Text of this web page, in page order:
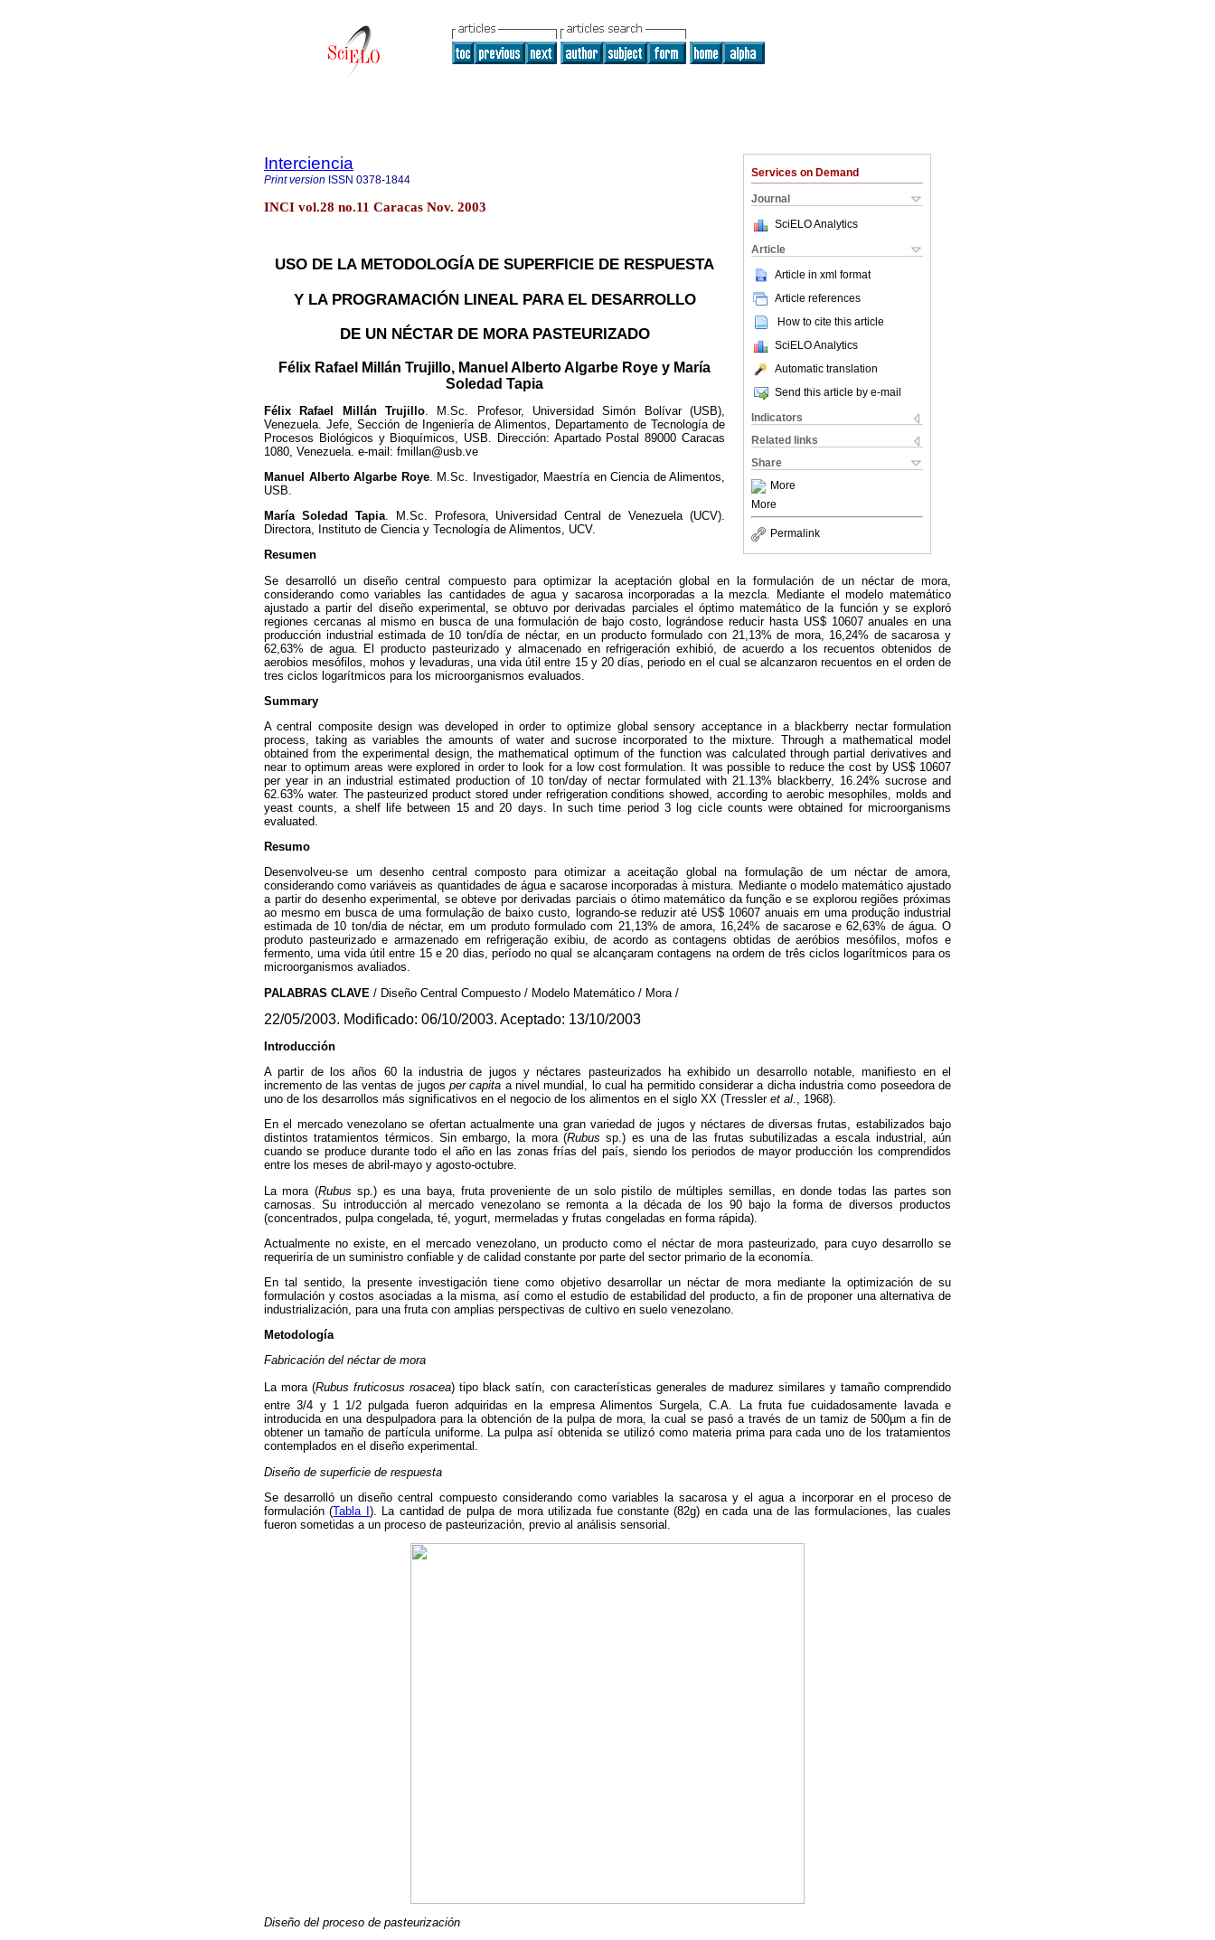
Services on Demand
Journal
SciELO Analytics
Article
Article in xml format
Article references
How to cite this article
SciELO Analytics
Automatic translation
Send this article by e-mail
Indicators
Related links
Share
More
More
Permalink
Interciencia
Print version ISSN 0378-1844
INCI vol.28 no.11 Caracas Nov. 2003
USO DE LA METODOLOGÍA DE SUPERFICIE DE RESPUESTA
Y LA PROGRAMACIÓN LINEAL PARA EL DESARROLLO
DE UN NÉCTAR DE MORA PASTEURIZADO
Félix Rafael Millán Trujillo, Manuel Alberto Algarbe Roye y María
Soledad Tapia
Félix Rafael Millán Trujillo
M.Sc. Profesor, Universidad Simón Bolívar (USB),
Venezuela. Jefe, Sección de Ingeniería de Alimentos, Departamento de Tecnología de
Procesos Biológicos y Bioquímicos, USB. Dirección: Apartado Postal 89000 Caracas
1080, Venezuela. e-mail: fmillan@usb.ve
Manuel Alberto Algarbe Roye. M.Sc. Investigador, Maestría en Ciencia de Alimentos,
USB.
María Soledad Tapia. M.Sc. Profesora, Universidad Central de Venezuela (UCV).
Directora, Instituto de Ciencia y Tecnología de Alimentos, UCV.
Resumen
Se desarrolló un diseño central compuesto para optimizar la aceptación global en la formulación de un néctar de mora,
considerando como variables las cantidades de agua y sacarosa incorporadas a la mezcla. Mediante el modelo matemático
ajustado a partir del diseño experimental, se obtuvo por derivadas parciales el óptimo matemático de la función y se exploró
regiones cercanas al mismo en busca de una formulación de bajo costo, lográndose reducir hasta US$ 10607 anuales en una
producción industrial estimada de 10 ton/día de néctar, en un producto formulado con 21,13% de mora, 16,24% de sacarosa y
62,63% de agua. El producto pasteurizado y almacenado en refrigeración exhibió, de acuerdo a los recuentos obtenidos de
aerobios mesófilos, mohos y levaduras, una vida útil entre 15 y 20 días, periodo en el cual se alcanzaron recuentos en el orden de
tres ciclos logarítmicos para los microorganismos evaluados.
Summary
A central composite design was developed in order to optimize global sensory acceptance in a blackberry nectar formulation
process, taking as variables the amounts of water and sucrose incorporated to the mixture. Through a mathematical model
obtained from the experimental design, the mathematical optimum of the function was calculated through partial derivatives and
near to optimum areas were explored in order to look for a low cost formulation. It was possible to reduce the cost by US$ 10607
per year in an industrial estimated production of 10 ton/day of nectar formulated with 21.13% blackberry, 16.24% sucrose and
62.63% water. The pasteurized product stored under refrigeration conditions showed, according to aerobic mesophiles, molds and
yeast counts, a shelf life between 15 and 20 days. In such time period 3 log cicle counts were obtained for microorganisms
evaluated.
Resumo
Desenvolveu-se um desenho central composto para otimizar a aceitação global na formulação de um néctar de amora,
considerando como variáveis as quantidades de água e sacarose incorporadas à mistura. Mediante o modelo matemático ajustado
a partir do desenho experimental, se obteve por derivadas parciais o ótimo matemático da função e se explorou regiões próximas
ao mesmo em busca de uma formulação de baixo custo, logrando-se reduzir até US$ 10607 anuais em uma produção industrial
estimada de 10 ton/dia de néctar, em um produto formulado com 21,13% de amora, 16,24% de sacarose e 62,63% de água. O
produto pasteurizado e armazenado em refrigeração exibiu, de acordo as contagens obtidas de aeróbios mesófilos, mofos e
fermento, uma vida útil entre 15 e 20 dias, período no qual se alcançaram contagens na ordem de três ciclos logarítmicos para os
microorganismos avaliados.
PALABRAS CLAVE / Diseño Central Compuesto / Modelo Matemático / Mora /
22/05/2003. Modificado: 06/10/2003. Aceptado: 13/10/2003
Introducción
A partir de los años 60 la industria de jugos y néctares pasteurizados ha exhibido un desarrollo notable, manifiesto en el
incremento de las ventas de jugos per capita a nivel mundial, lo cual ha permitido considerar a dicha industria como poseedora de
uno de los desarrollos más significativos en el negocio de los alimentos en el siglo XX (Tressler et al., 1968).
En el mercado venezolano se ofertan actualmente una gran variedad de jugos y néctares de diversas frutas, estabilizados bajo
distintos tratamientos térmicos. Sin embargo, la mora (Rubussp.) es una de las frutas subutilizadas a escala industrial, aún
cuando se produce durante todo el año en las zonas frías del país, siendo los periodos de mayor producción los comprendidos
entre los meses de abril-mayo y agosto-octubre.
La mora (Rubussp.) es una baya, fruta proveniente de un solo pistilo de múltiples semillas, en donde todas las partes son
carnosas. Su introducción al mercado venezolano se remonta a la década de los 90 bajo la forma de diversos productos
(concentrados, pulpa congelada, té, yogurt, mermeladas y frutas congeladas en forma rápida).
Actualmente no existe, en el mercado venezolano, un producto como el néctar de mora pasteurizado, para cuyo desarrollo se
requeriría de un suministro confiable y de calidad constante por parte del sector primario de la economía.
En tal sentido, la presente investigación tiene como objetivo desarrollar un néctar de mora mediante la optimización de su
formulación y costos asociadas a la misma, así como el estudio de estabilidad del producto, a fin de proponer una alternativa de
industrialización, para una fruta con amplias perspectivas de cultivo en suelo venezolano.
Metodología
Fabricación del néctar de mora
La mora (Rubus fruticosus rosacea) tipo black satín, con características generales de madurez similares y tamaño comprendido
entre 3/4 y 1 1/2 pulgada fueron adquiridas en la empresa Alimentos Surgela, C.A. La fruta fue cuidadosamente lavada e
introducida en una despulpadora para la obtención de la pulpa de mora, la cual se pasó a través de un tamiz de 500µm a fin de
obtener un tamaño de partícula uniforme. La pulpa así obtenida se utilizó como materia prima para cada uno de los tratamientos
contemplados en el diseño experimental.
Diseño de superficie de respuesta
Se desarrolló un diseño central compuesto considerando como variables la sacarosa y el agua a incorporar en el proceso de
formulación (Tabla I ). La cantidad de pulpa de mora utilizada fue constante (82g) en cada una de las formulaciones, las cuales
fueron sometidas a un proceso de pasteurización, previo al análisis sensorial.
Diseño del proceso de pasteurización